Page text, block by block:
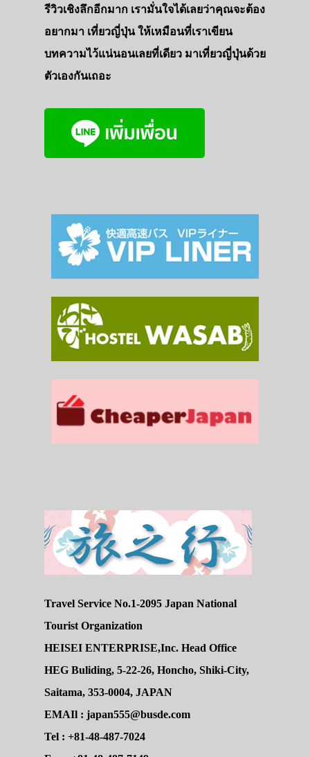
รีวิวเชิงลึกอีกมาก เรามั่นใจได้เลยว่าคุณจะต้อง
อยากมา เที่ยวญี่ปุ่น ให้เหมือนที่เราเขียน
บทความไว้แน่นอนเลยที่เดียว มาเที่ยวญี่ปุ่นด้วย
ตัวเองกันเถอะ
Travel Service No.1-2095 Japan National
Tourist Organization
HEISEI ENTERPRISE,Inc. Head Office
HEG Buliding, 5-22-26, Honcho, Shiki-City,
Saitama, 353-0004, JAPAN
EMAIl : japan555@busde.com
Tel : +81-48-487-7024